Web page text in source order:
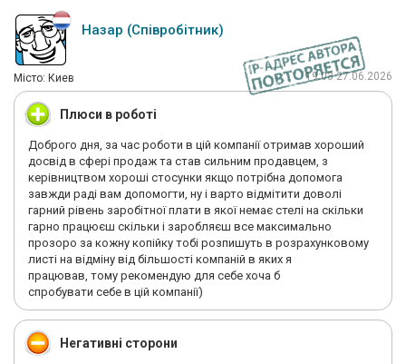
Назар (Співробітник)
Мiсто: Киев 19:03 27.06.2026
Плюси в роботі
Доброго дня, за час роботи в цій компанії отримав хороший
досвід в сфері продаж та став сильним продавцем, з
керівництвом хороші стосунки якщо потрібна допомога
завжди раді вам допомогти, ну і варто відмітити доволі
гарний рівень заробітної плати в якої немає стелі на скільки
гарно працюєш скільки і заробляєш все максимально
прозоро за кожну копійку тобі розпишуть в розрахунковому
листі на відміну від більшості компаній в яких я
працював, тому рекомендую для себе хоча б
спробувати себе в цій компанії)
Негативні сторони